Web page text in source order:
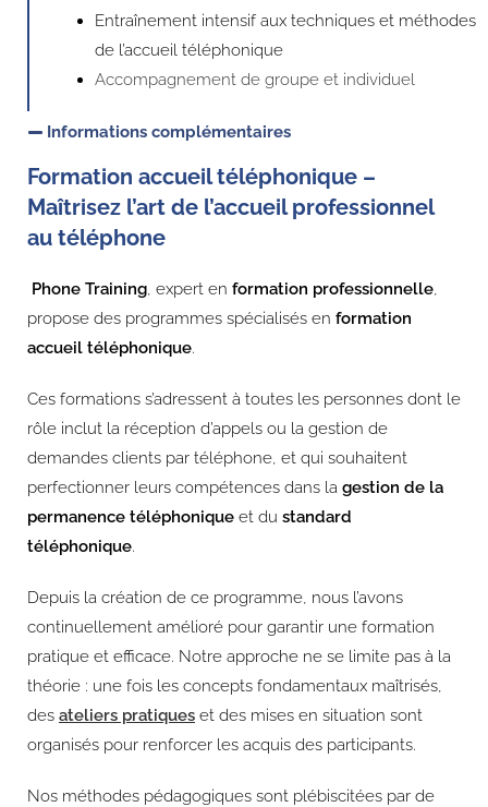
Entraînement intensif aux techniques et méthodes
de l’accueil téléphonique
Accompagnement de groupe et individuel
Informations complémentaires
Formation accueil téléphonique –
Maîtrisez l’art de l’accueil professionnel
au téléphone
Phone Training, expert en formation professionnelle,
propose des programmes spécialisés en formation
accueil téléphonique.
Ces formations s’adressent à toutes les personnes dont le
rôle inclut la réception d’appels ou la gestion de
demandes clients par téléphone, et qui souhaitent
perfectionner leurs compétences dans la gestion de la
permanence téléphonique et du standard
téléphonique.
Depuis la création de ce programme, nous l’avons
continuellement amélioré pour garantir une formation
pratique et efficace. Notre approche ne se limite pas à la
théorie : une fois les concepts fondamentaux maîtrisés,
des ateliers pratiques et des mises en situation sont
organisés pour renforcer les acquis des participants.
Nos méthodes pédagogiques sont plébiscitées par de